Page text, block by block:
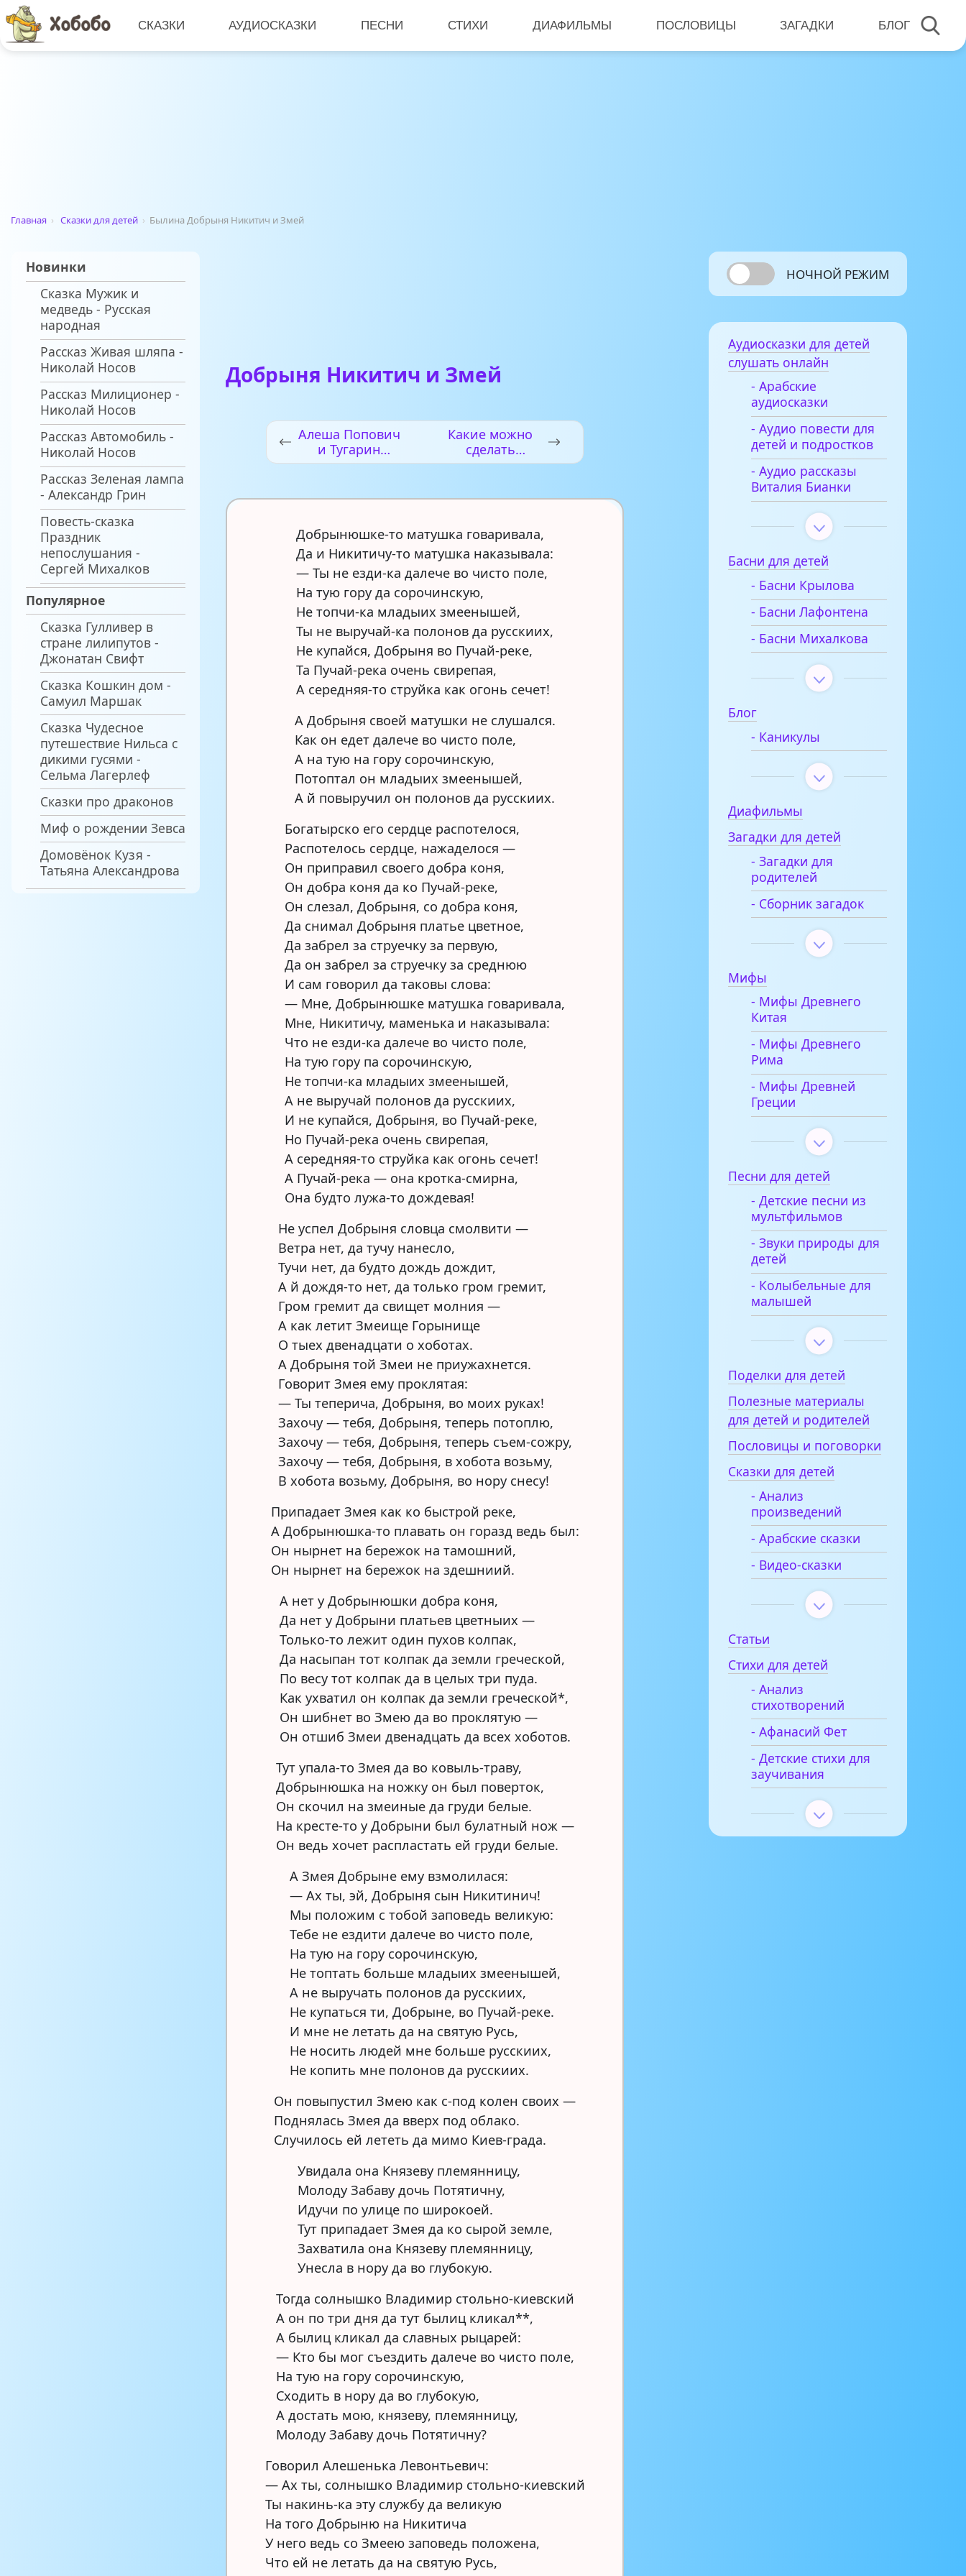
СКАЗКИ АУДИОСКАЗКИ ПЕСНИ СТИХИ ДИАФИЛЬМЫ ПОСЛОВИЦЫ ЗАГАДКИ БЛОГ
Главная › Сказки для детей › Былина Добрыня Никитич и Змей
Новинки
Сказка Мужик и
медведь - Русская
народная
Рассказ Живая шляпа -
Николай Носов
Рассказ Милиционер -
Николай Носов
Рассказ Автомобиль -
Николай Носов
Рассказ Зеленая лампа
- Александр Грин
Повесть-сказка
Праздник
непослушания -
Сергей Михалков
Популярное
Сказка Гулливер в
стране лилипутов -
Джонатан Свифт
Сказка Кошкин дом -
Самуил Маршак
Сказка Чудесное
путешествие Нильса с
дикими гусями -
Сельма Лагерлеф
Сказки про драконов
Миф о рождении Зевса
Домовёнок Кузя -
Татьяна Александрова
Добрыня Никитич и Змей
Алеша Попович
и Тугарин
Змеевич
Какие можно
сделать
поделки для
Добрынюшке-то матушка говаривала,
Да и Никитичу-то матушка наказывала:
— Ты не езди-ка далече во чисто поле,
На тую гору да сорочинскую,
Не топчи-ка младыих змеенышей,
Ты не выручай-ка полонов да русскиих,
Не купайся, Добрыня во Пучай-реке,
Та Пучай-река очень свирепая,
А середняя-то струйка как огонь сечет!
А Добрыня своей матушки не слушался.
Как он едет далече во чисто поле,
А на тую на гору сорочинскую,
Потоптал он младыих змеенышей,
А й повыручил он полонов да русскиих.
Богатырско его сердце распотелося,
Распотелось сердце, нажаделося —
Он приправил своего добра коня,
Он добра коня да ко Пучай-реке,
Он слезал, Добрыня, со добра коня,
Да снимал Добрыня платье цветное,
Да забрел за струечку за первую,
Да он забрел за струечку за среднюю
И сам говорил да таковы слова:
— Мне, Добрынюшке матушка говаривала,
Мне, Никитичу, маменька и наказывала:
Что не езди-ка далече во чисто поле,
На тую гору па сорочинскую,
Не топчи-ка младыих змеенышей,
А не выручай полонов да русскиих,
И не купайся, Добрыня, во Пучай-реке,
Но Пучай-река очень свирепая,
А середняя-то струйка как огонь сечет!
А Пучай-река — она кротка-смирна,
Она будто лужа-то дождевая!
Не успел Добрыня словца смолвити —
Ветра нет, да тучу нанесло,
Тучи нет, да будто дождь дождит,
А й дождя-то нет, да только гром гремит,
Гром гремит да свищет молния —
А как летит Змеище Горынище
О тыех двенадцати о хоботах.
А Добрыня той Змеи не приужахнется.
Говорит Змея ему проклятая:
— Ты теперича, Добрыня, во моих руках!
Захочу — тебя, Добрыня, теперь потоплю,
Захочу — тебя, Добрыня, теперь съем-сожру,
Захочу — тебя, Добрыня, в хобота возьму,
В хобота возьму, Добрыня, во нору снесу!
Припадает Змея как ко быстрой реке,
А Добрынюшка-то плавать он горазд ведь был:
Он нырнет на бережок на тамошний,
Он нырнет на бережок на здешниий.
А нет у Добрынюшки добра коня,
Да нет у Добрыни платьев цветныих —
Только-то лежит один пухов колпак,
Да насыпан тот колпак да земли греческой,
По весу тот колпак да в целых три пуда.
Как ухватил он колпак да земли греческой*,
Он шибнет во Змею да во проклятую —
Он отшиб Змеи двенадцать да всех хоботов.
Тут упала-то Змея да во ковыль-траву,
Добрынюшка на ножку он был поверток,
Он скочил на змеиные да груди белые.
На кресте-то у Добрыни был булатный нож —
Он ведь хочет распластать ей груди белые.
А Змея Добрыне ему взмолилася:
— Ах ты, эй, Добрыня сын Никитинич!
Мы положим с тобой заповедь великую:
Тебе не ездити далече во чисто поле,
На тую на гору сорочинскую,
Не топтать больше младыих змеенышей,
А не выручать полонов да русскиих,
Не купаться ти, Добрыне, во Пучай-реке.
И мне не летать да на святую Русь,
Не носить людей мне больше русскиих,
Не копить мне полонов да русскиих.
Он повыпустил Змею как с-под колен своих —
Поднялась Змея да вверх под облако.
Случилось ей лететь да мимо Киев-града.
Увидала она Князеву племянницу,
Молоду Забаву дочь Потятичну,
Идучи по улице по широкоей.
Тут припадает Змея да ко сырой земле,
Захватила она Князеву племянницу,
Унесла в нору да во глубокую.
Тогда солнышко Владимир стольно-киевский
А он по три дня да тут былиц кликал**,
А былиц кликал да славных рыцарей:
— Кто бы мог съездить далече во чисто поле,
На тую на гору сорочинскую,
Сходить в нору да во глубокую,
А достать мою, князеву, племянницу,
Молоду Забаву дочь Потятичну?
Говорил Алешенька Левонтьевич:
— Ах ты, солнышко Владимир стольно-киевский
Ты накинь-ка эту службу да великую
На того Добрыню на Никитича
У него ведь со Змеею заповедь положена,
Что ей не летать да на святую Русь,
НОЧНОЙ РЕЖИМ
Аудиосказки для детей
слушать онлайн
- Арабские
аудиосказки
- Аудио повести для
детей и подростков
- Аудио рассказы
Виталия Бианки
Басни для детей
- Басни Крылова
- Басни Лафонтена
- Басни Михалкова
Блог
- Каникулы
Диафильмы
Загадки для детей
- Загадки для
родителей
- Сборник загадок
Мифы
- Мифы Древнего
Китая
- Мифы Древнего
Рима
- Мифы Древней
Греции
Песни для детей
- Детские песни из
мультфильмов
- Звуки природы для
детей
- Колыбельные для
малышей
Поделки для детей
Полезные материалы
для детей и родителей
Пословицы и поговорки
Сказки для детей
- Анализ
произведений
- Арабские сказки
- Видео-сказки
Статьи
Стихи для детей
- Анализ
стихотворений
- Афанасий Фет
- Детские стихи для
заучивания